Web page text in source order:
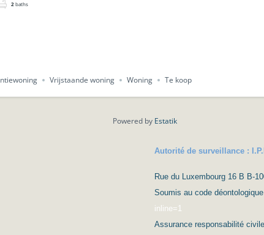
2 baths
Vrijstaande woning Woning Te koop
Powered by Estatik
Autorité de surveillance :
Rue du Luxembourg 16 B B-
Soumis au code
inline=1
Assurance responsabilité